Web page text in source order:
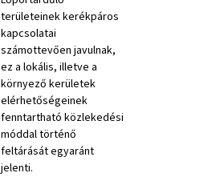
területeinek kerékpáros
kapcsolatai
számottevően javulnak,
ez a lokális, illetve a
környező kerületek
elérhetőségeinek
fenntartható közlekedési
móddal történő
feltárását egyaránt
jelenti.